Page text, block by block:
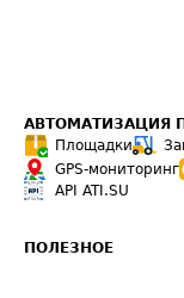
АВТОМАТИЗАЦИЯ
Площадки
GPS-мониторинг
API ATI.SU
ПОЛЕЗНОЕ